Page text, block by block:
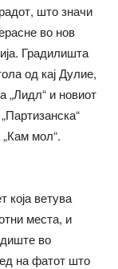
што значи
во нов
Градилишта
од кај Дулие,
„Лидл“ и новиот
„Кам мол“.
која ветува
места, и
во
на фатот што